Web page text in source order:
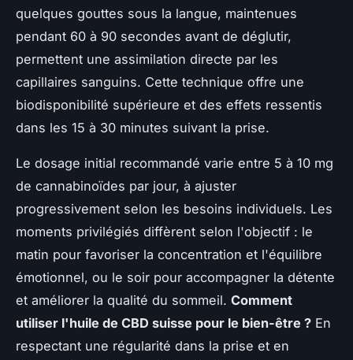
quelques gouttes sous la langue, maintenues
pendant 60 à 90 secondes avant de déglutir,
permettent une assimilation directe par les
capillaires sanguins. Cette technique offre une
biodisponibilité supérieure et des effets ressentis
dans les 15 à 30 minutes suivant la prise.
Le dosage initial recommandé varie entre 5 à 10 mg
de cannabinoïdes par jour, à ajuster
progressivement selon les besoins individuels. Les
moments privilégiés diffèrent selon l'objectif : le
matin pour favoriser la concentration et l'équilibre
émotionnel, ou le soir pour accompagner la détente
et améliorer la qualité du sommeil. Comment
utiliser l'huile de CBD suisse pour le bien-être ? En
respectant une régularité dans la prise et en